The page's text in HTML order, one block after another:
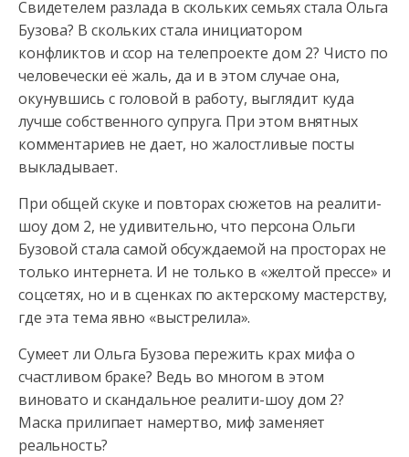
Свидетелем разлада в скольких семьях стала Ольга
Бузова? В скольких стала инициатором
конфликтов и ссор на телепроекте дом 2? Чисто по
человечески её жаль, да и в этом случае она,
окунувшись с головой в работу, выглядит куда
лучше собственного супруга. При этом внятных
комментариев не дает, но жалостливые посты
выкладывает.
При общей скуке и повторах сюжетов на реалити-
шоу дом 2, не удивительно, что персона Ольги
Бузовой стала самой обсуждаемой на просторах не
только интернета. И не только в «желтой прессе» и
соцсетях, но и в сценках по актерскому мастерству,
где эта тема явно «выстрелила».
Сумеет ли Ольга Бузова пережить крах мифа о
счастливом браке? Ведь во многом в этом
виновато и скандальное реалити-шоу дом 2?
Маска прилипает намертво, миф заменяет
реальность?